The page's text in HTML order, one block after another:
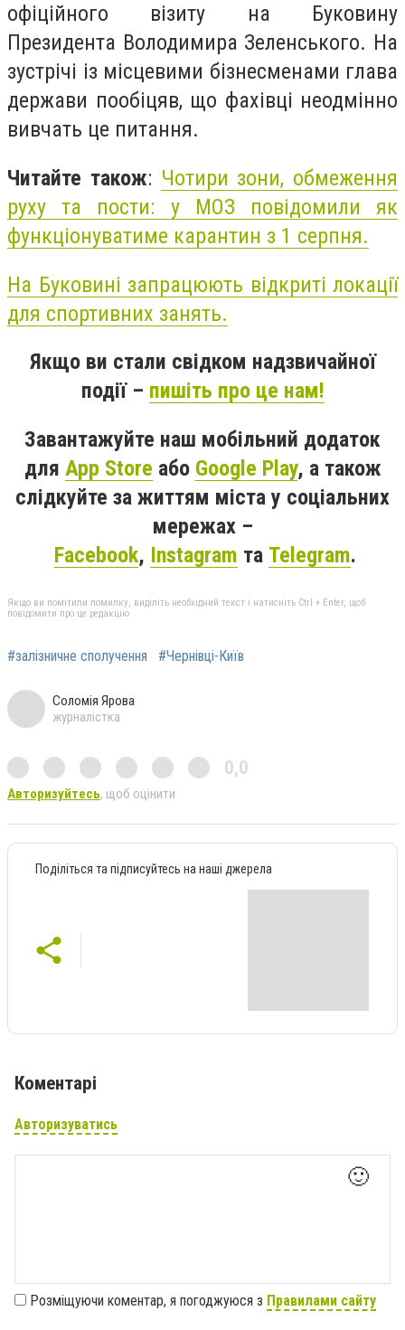
офіційного візиту на Буковину
Президента Володимира Зеленського. На
зустрічі із місцевими бізнесменами глава
держави пообіцяв, що фахівці неодмінно
вивчать це питання.
Читайте також: Чотири зони, обмеження
руху та пости: у МОЗ повідомили як
функціонуватиме карантин з 1 серпня.
На Буковині запрацюють відкриті локації
для спортивних занять.
Якщо ви стали свідком надзвичайної
події – пишіть про це нам!
Завантажуйте наш мобільний додаток
для App Store або Google Play, а також
слідкуйте за життям міста у соціальних
мережах –
Facebook, Instagram та Telegram.
Якщо ви помітили помилку, виділіть необхідний текст і натисніть Ctrl + Enter, щоб
повідомити про це редакцію
#залізничне сполучення #Чернівці-Київ
Соломія Ярова
журналістка
0,0
Авторизуйтесь, щоб оцінити
Поділіться та підписуйтесь на наші джерела
Коментарі
Авторизуватись
🙂
Розміщуючи коментар, я погоджуюся з Правилами сайту